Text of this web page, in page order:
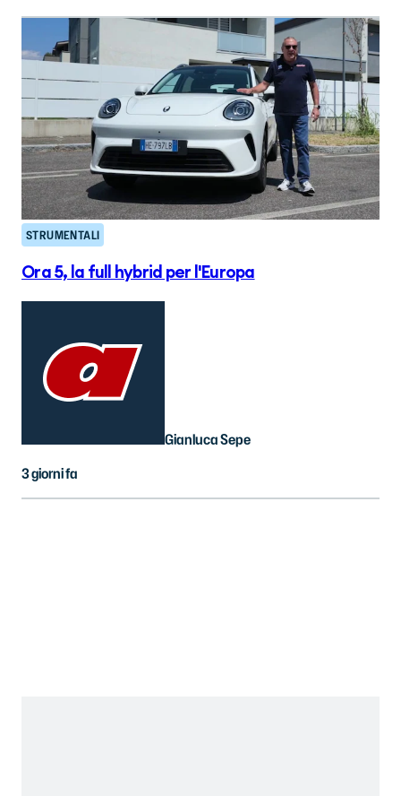
STRUMENTALI
Ora 5, la full hybrid per l'Europa
Gianluca Sepe
3 giorni fa